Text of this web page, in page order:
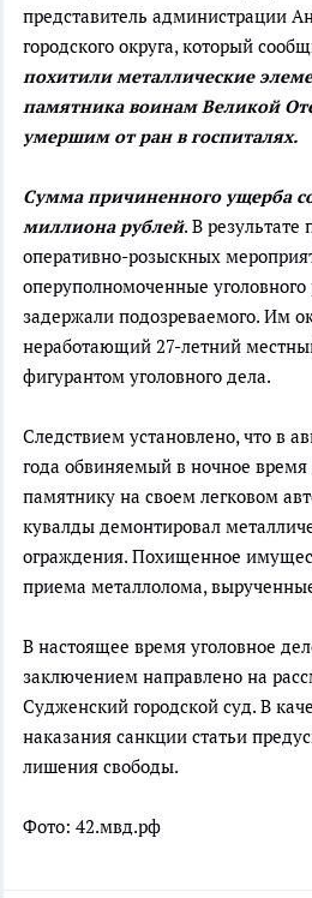
представитель администрации
городского округа, который
похитили металлические
памятника воинам Великой
умершим от ран в госпиталях.
Сумма причиненного ущерба
миллиона рублей. В результате
оперативно-розыскных
оперуполномоченные
задержали подозреваемого. Им
неработающий 27-летний
фигурантом уголовного дела.
Следствием установлено, что в
года обвиняемый в ночное
памятнику на своем легковом
кувалды демонтировал
ограждения. Похищенное
приема металлолома,
В настоящее время уголовное
заключением направлено на
Судженский городской суд. В
наказания санкции статьи
лишения свободы.
Фото: 42.мвд.рф